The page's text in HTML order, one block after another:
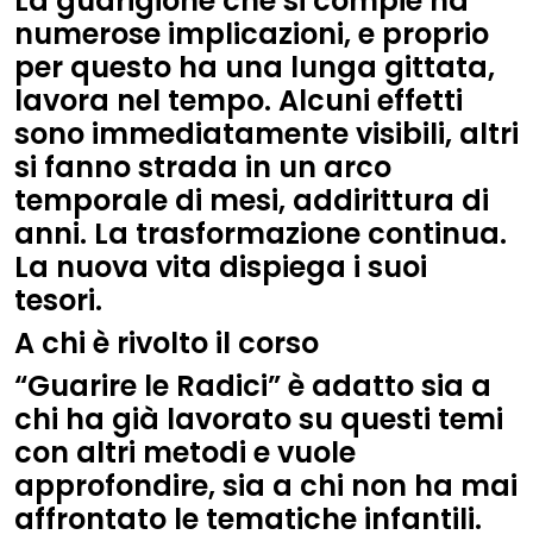
numerose implicazioni, e proprio
per questo ha una lunga gittata,
lavora nel tempo. Alcuni effetti
sono immediatamente visibili, altri
si fanno strada in un arco
temporale di mesi, addirittura di
anni. La trasformazione continua.
La nuova vita dispiega i suoi
tesori.
A chi è rivolto il corso
“Guarire le Radici” è adatto sia a
chi ha già lavorato su questi temi
con altri metodi e vuole
approfondire, sia a chi non ha mai
affrontato le tematiche infantili.